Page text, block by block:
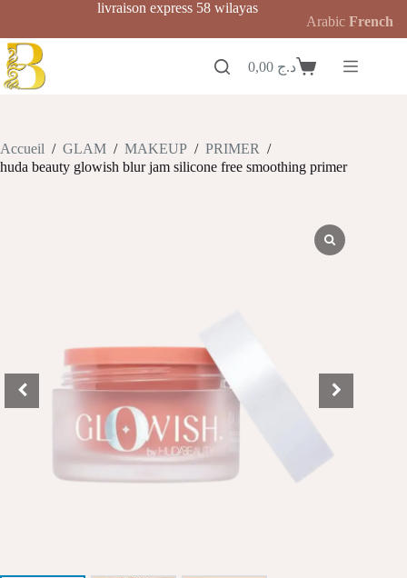
contenu
livraison express 58 wilayas
Panierد.ج
Accueil / GLAM / MAKEUP / PRIMER /
huda beauty glowish blur jam silicone free smoothing primer
Arabic French